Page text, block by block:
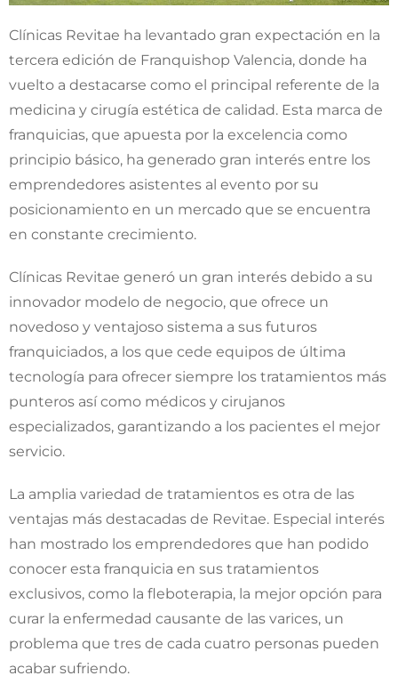
Clínicas Revitae ha levantado gran expectación en la
tercera edición de Franquishop Valencia, donde ha
vuelto a destacarse como el principal referente de la
medicina y cirugía estética de calidad. Esta marca de
franquicias, que apuesta por la excelencia como
principio básico, ha generado gran interés entre los
emprendedores asistentes al evento por su
posicionamiento en un mercado que se encuentra
en constante crecimiento.
Clínicas Revitae generó un gran interés debido a su
innovador modelo de negocio, que ofrece un
novedoso y ventajoso sistema a sus futuros
franquiciados, a los que cede equipos de última
tecnología para ofrecer siempre los tratamientos más
punteros así como médicos y cirujanos
especializados, garantizando a los pacientes el mejor
servicio.
La amplia variedad de tratamientos es otra de las
ventajas más destacadas de Revitae. Especial interés
han mostrado los emprendedores que han podido
conocer esta franquicia en sus tratamientos
exclusivos, como la fleboterapia, la mejor opción para
curar la enfermedad causante de las varices, un
problema que tres de cada cuatro personas pueden
acabar sufriendo.